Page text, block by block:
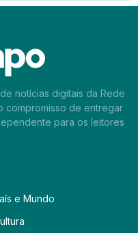
notícias digitais da Rede
compromisso de entregar
para os leitores
e Mundo